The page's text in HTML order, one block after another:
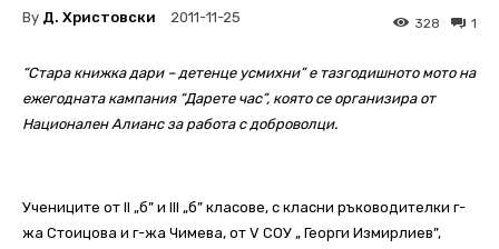
By Д. Христовски 2011-11-25 1
328
“Стара книжка дари – детенце усмихни” е тазгодишното мото на
ежегодната кампания “Дарете час”, която се организира от
Национален Алианс за работа с доброволци.
Учениците от ІІ „б” и ІІІ „б” класове, с класни ръководителки г-
жа Стоицова и г-жа Чимева, от V СОУ „ Георги Измирлиев”,